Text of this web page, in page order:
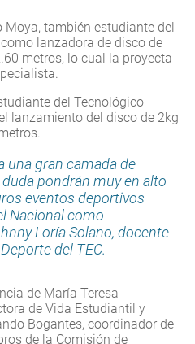
Moya, también estudiante del
lanzadora de disco de
metros, lo cual la proyecta
del Tecnológico
lanzamiento del disco de 2kg
una gran camada de
pondrán muy en alto
eventos deportivos
Nacional como
Loría Solano, docente
del TEC.
de María Teresa
de Vida Estudiantil y
Bogantes, coordinador de
de la Comisión de